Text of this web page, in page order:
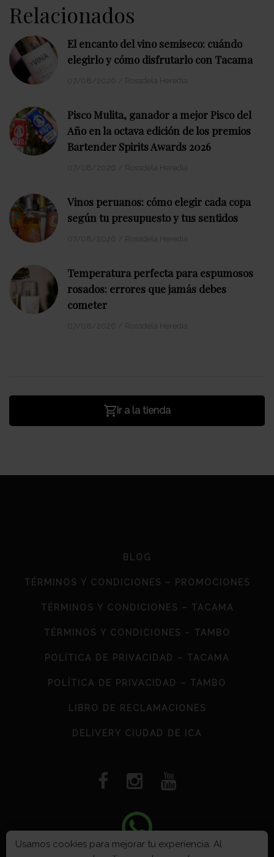
Relacionados
El encanto del vino semiseco: cuándo
elegirlo y cómo disfrutarlo con Tacama
Pisco Mulita, ganador a mejor Pisco del
Año en la octava edición de los premios
Bartender Spirits Awards 2026
Vinos peruanos: cómo elegir cada copa
según tu presupuesto y tus sentidos
Temperatura perfecta para espumosos
rosados: errores que jamás debes
cometer
Ir a la tienda
BLOG
TÉRMINOS Y CONDICIONES – PROMOCIONES
TÉRMINOS Y CONDICIONES – TACAMA
TÉRMINOS Y CONDICIONES – TAMBO
POLÍTICA DE PRIVACIDAD – TACAMA
POLÍTICA DE PRIVACIDAD – TAMBO
LIBRO DE RECLAMACIONES
DELIVERY CIUDAD DE ICA
Usamos cookies para mejorar tu experiencia. Al